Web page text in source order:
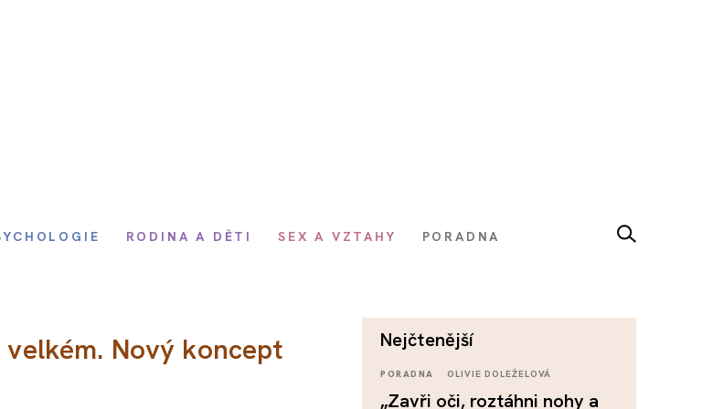
RODINA A DĚTI SEX A VZTAHY PORADNA
velkém. Nový koncept
nejčtenější
PORADNA OLIVIE DOLEŽELOVÁ
„Zavři oči, roztáhni nohy a